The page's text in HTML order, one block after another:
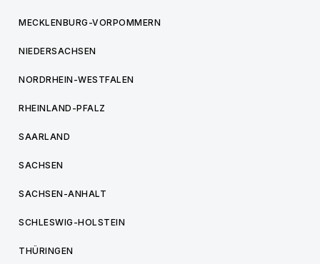
MECKLENBURG-VORPOMMERN
NIEDERSACHSEN
NORDRHEIN-WESTFALEN
RHEINLAND-PFALZ
SAARLAND
SACHSEN
SACHSEN-ANHALT
SCHLESWIG-HOLSTEIN
THÜRINGEN